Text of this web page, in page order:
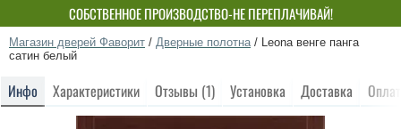
СОБСТВЕННОЕ ПРОИЗВОДСТВО-НЕ ПЕРЕПЛАЧИВАЙ!
Магазин дверей Фаворит / Дверные полотна / Leona венге панга
сатин белый
Инфо Характеристики Отзывы (1) Установка Доставка